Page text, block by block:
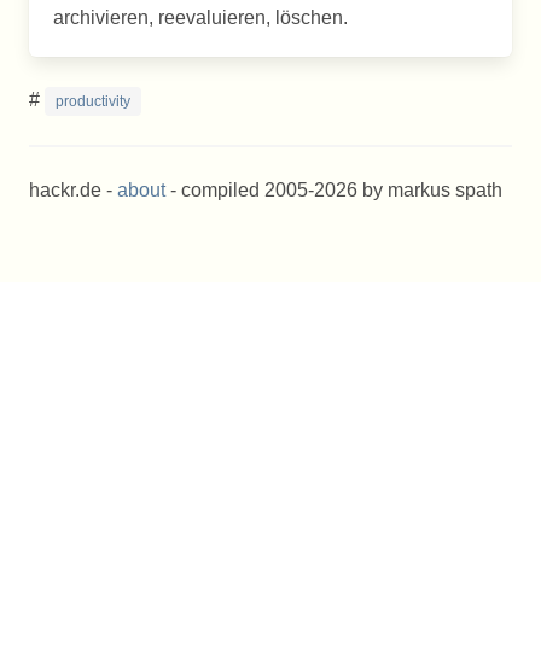
archivieren, reevaluieren, löschen.
# productivity
hackr.de - about- compiled 2005-2026 by markus spath